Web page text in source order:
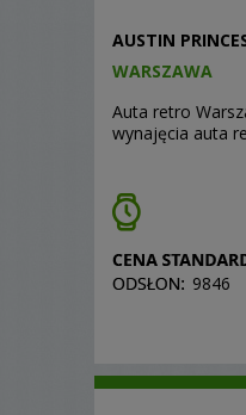
AUSTIN
WARSZAWA
Auta retro
wynajęcia auta
9846